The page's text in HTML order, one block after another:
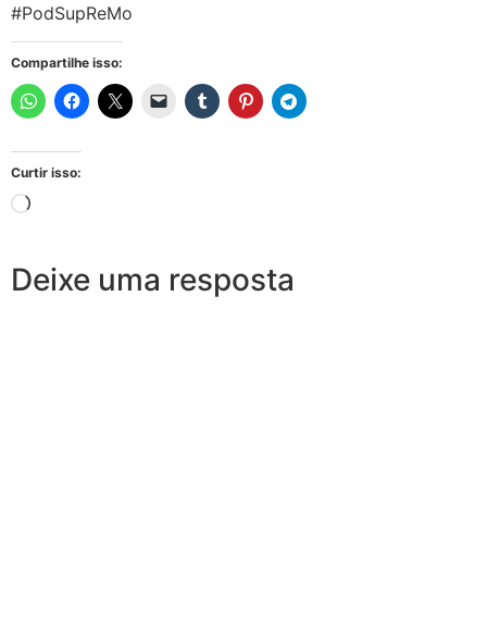
#PodSupReMo
Compartilhe isso:
Curtir isso:
Deixe uma resposta